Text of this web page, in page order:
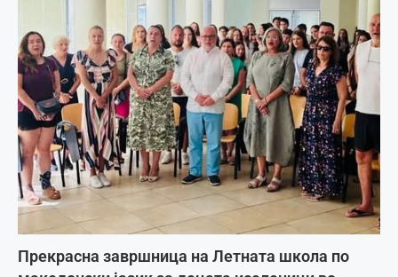
Прекрасна завршница на Летната школа по